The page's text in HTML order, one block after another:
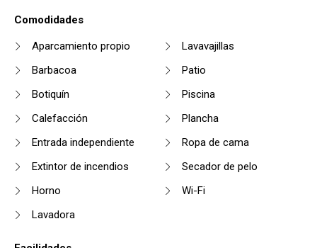
Comodidades
Aparcamiento propio
Barbacoa
Botiquín
Calefacción
Entrada independiente
Extintor de incendios
Horno
Lavadora
Lavavajillas
Patio
Piscina
Plancha
Ropa de cama
Secador de pelo
Wi-Fi